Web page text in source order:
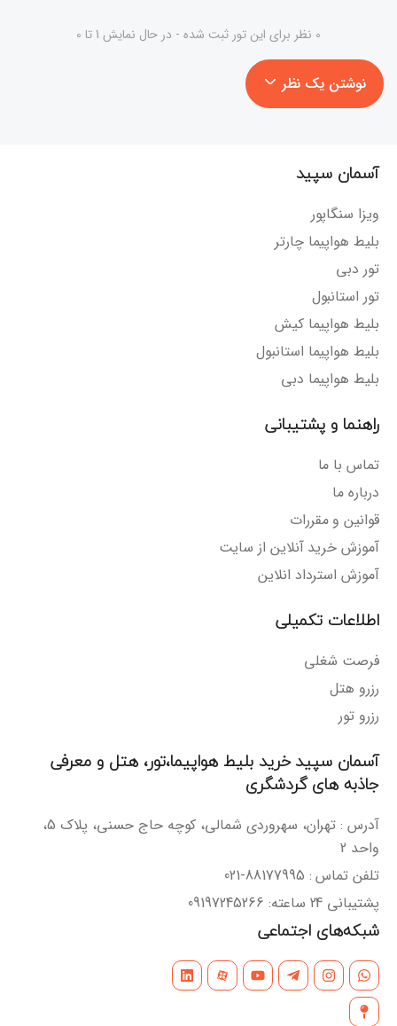
0 نظر برای این تور ثبت شده - در حال نمایش 1 تا 0
نوشتن یک نظر
آسمان سپید
ویزا سنگاپور
بلیط هواپیما چارتر
تور دبی
تور استانبول
بلیط هواپیما کیش
بلیط هواپیما استانبول
بلیط هواپیما دبی
راهنما و پشتیبانی
تماس با ما
درباره ما
قوانین و مقررات
آموزش خرید آنلاین از سایت
آموزش استرداد انلاین
اطلاعات تکمیلی
فرصت شغلی
رزرو هتل
رزرو تور
آسمان سپید خرید بلیط هواپیما،تور، هتل و معرفی
جاذبه های گردشگری
آدرس : تهران، سهروردی شمالی، کوچه حاج حسنی، پلاک 5،
واحد 2
تلفن تماس : 88177995-021
پشتیبانی 24 ساعته: 09197245266
شبکه‌های اجتماعی